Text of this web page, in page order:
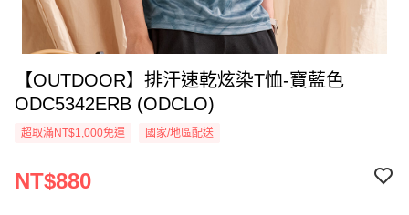
【OUTDOOR】排汗速乾炫染T恤-寶藍色
ODC5342ERB (ODCLO)
超取滿NT$1,000免運 國家/地區配送
NT$880